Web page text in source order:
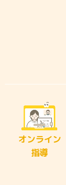
オンライン
指導